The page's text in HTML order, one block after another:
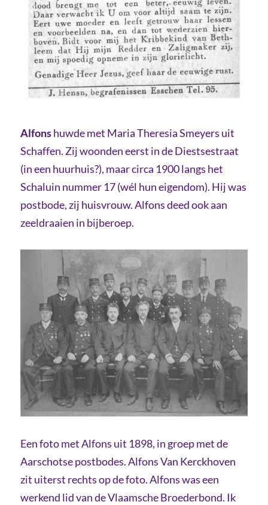
Alfonshuwde met Maria Theresia Smeyers uit
Schaffen. Zij woonden eerst in de Diestsestraat
(in een huurhuis?), maar circa 1900 langs het
Schaluin nummer 17 (wél hun eigendom). Hij was
postbode, zij huisvrouw. Alfons deed ook aan
zeeldraaien in bijberoep.
Een foto met Alfons uit 1898, in groep met de
Aarschotse postbodes. Alfons Van Kerckhoven
zit uiterst rechts op de foto. Alfons was een
werkend lid van de Vlaamsche Broederbond. Ik